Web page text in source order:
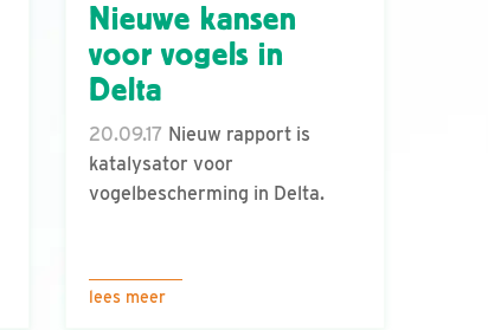
Nieuwe kansen
voor vogels in
Delta
20.09.17 Nieuw rapport is
katalysator voor
vogelbescherming in Delta.
lees meer